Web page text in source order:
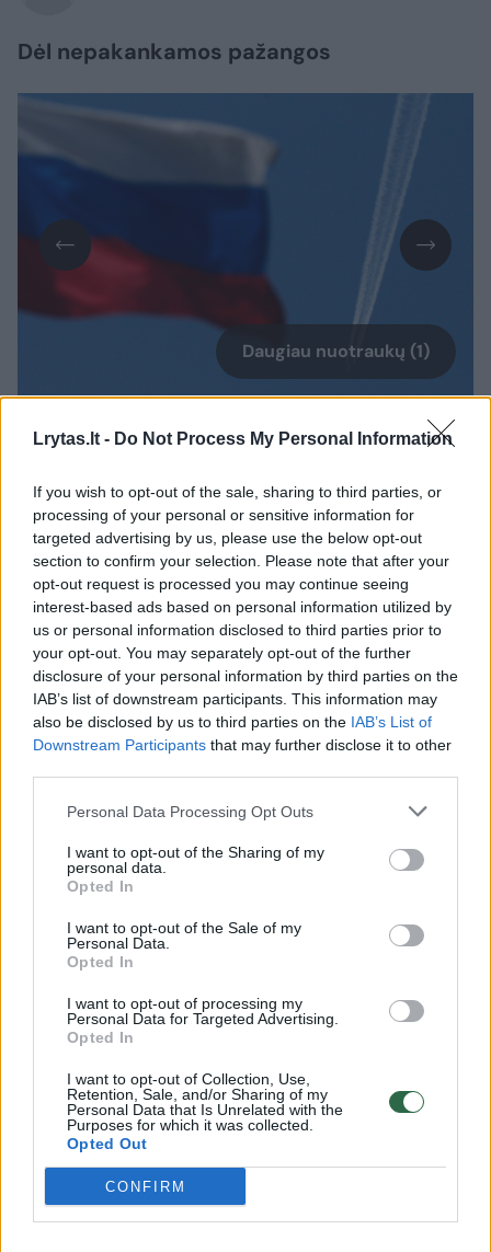
Lrytas.lt - Do Not Process My Personal Information
If you wish to opt-out of the sale, sharing to third parties, or
processing of your personal or sensitive information for
targeted advertising by us, please use the below opt-out
section to confirm your selection. Please note that after your
opt-out request is processed you may continue seeing
interest-based ads based on personal information utilized by
us or personal information disclosed to third parties prior to
your opt-out. You may separately opt-out of the further
disclosure of your personal information by third parties on the
IAB’s list of downstream participants. This information may
also be disclosed by us to third parties on the IAB’s List of
Downstream Participants that may further disclose it to other
Personal Data Processing Opt Outs
I want to opt-out of the Sharing of my
personal data.
Opted In
I want to opt-out of the Sale of my
Personal Data.
Opted In
I want to opt-out of processing my
Personal Data for Targeted Advertising.
Opted In
I want to opt-out of Collection, Use,
Retention, Sale, and/or Sharing of my
Personal Data that Is Unrelated with the
Purposes for which it was collected.
Opted Out
CONFIRM
Dėl nepakankamos pažangos
Daugiau nuotraukų (1)
ES, nepaisydama milijardinių nuostolių vietos
sankcijas Rusijai pratęsė iki 2016 metų sausio
31 dienos. Tada kartu buvo nuspręsta
prekybos ir investicijų ribojimus atšaukti tik
tuomet, kai bus visiškai įgyvendinti Minsko
taikos plano susitarimai dėl Ukrainos
konflikto sureguliavimo. Tačiau tai kol kas
nepadaryta.
ES ekonomines sankcijas Rusijai paskelbė po
MH17 reisu skridusio keleivinio lėktuvo
numušimo virš Ukrainos 2014 metų liepą. Jos,
be kita ko, nukreiptos prieš Rusijos
importą ir eksportą, taip pat svarbią Rusijos
naftos ir dujų pramonę.
sankcijos Rusija
Komentuoti po šiuo straipsniu
Komentuoti gali tik Lrytas registruoti vartotojai.